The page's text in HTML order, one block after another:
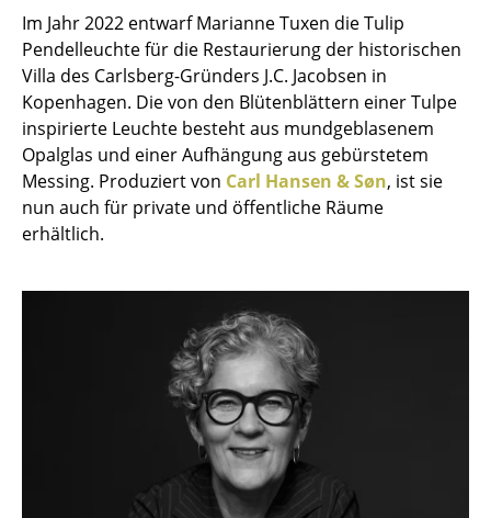
Regale & Schränke
Bücherregale
Wandregale
Sideboards & Kommoden
TV Möbel
Beistell- & Rollcontainer
Kleinaufbewahrung
... alle Aufbewahrungsmöbel
Im Jahr 2022 entwarf Marianne Tuxen die Tulip
Pendelleuchte für die Restaurierung der historischen
Villa des Carlsberg-Gründers J.C. Jacobsen in
Kopenhagen. Die von den Blütenblättern einer Tulpe
inspirierte Leuchte besteht aus mundgeblasenem
Opalglas und einer Aufhängung aus gebürstetem
Messing. Produziert von Carl Hansen & Søn, ist sie
nun auch für private und öffentliche Räume
erhältlich.